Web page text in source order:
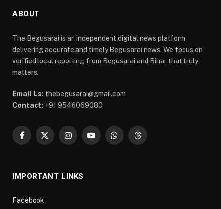
ABOUT
The Begusarai is an independent digital news platform
delivering accurate and timely Begusarai news. We focus on
verified local reporting from Begusarai and Bihar that truly
matters.
Email Us: thebegusarai@gmail.com
Contact: +91 9546069080
Facebook
X
InstagramYouTubeWhatsAppThreads
IMPORTANT LINKS
Facebook